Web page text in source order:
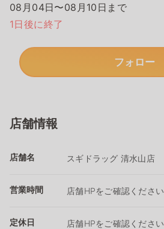
08月04日〜08月10日まで
1日後に終了
フォロー
店舗情報
店舗名 スギドラッグ 清水山店
営業時間 店舗HPをご確認ください
定休日 店舗HPをご確認ください